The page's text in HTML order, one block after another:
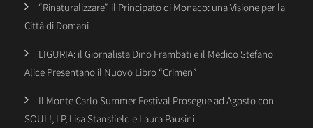
“Rinaturalizzare” il Principato di Monaco: una Visione per la
Città di Domani
LIGURIA: il Giornalista Dino Frambati e il Medico Stefano
Alice Presentano il Nuovo Libro “Crimen”
Il Monte Carlo Summer Festival Prosegue ad Agosto con
SOUL!, LP, Lisa Stansfield e Laura Pausini